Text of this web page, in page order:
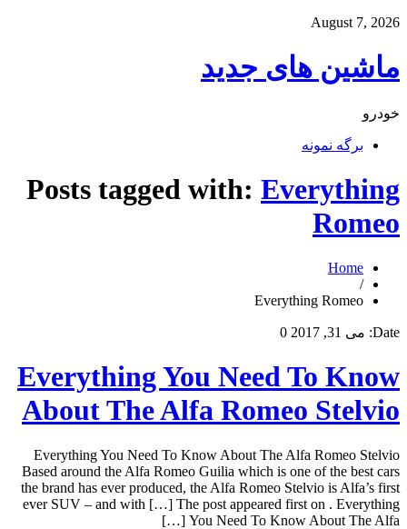
August 7, 2026
ماشین های جدید
خودرو
برگه نمونه
Posts tagged with: Everything
Romeo
Home
/
Everything Romeo
Date: می 31, 2017 0
Everything You Need To Know
About The Alfa Romeo Stelvio
Everything You Need To Know About The Alfa Romeo Stelvio
Based around the Alfa Romeo Guilia which is one of the best cars
the brand has ever produced, the Alfa Romeo Stelvio is Alfa’s first
ever SUV – and with […] The post appeared first on . Everything
You Need To Know About The Alfa […]